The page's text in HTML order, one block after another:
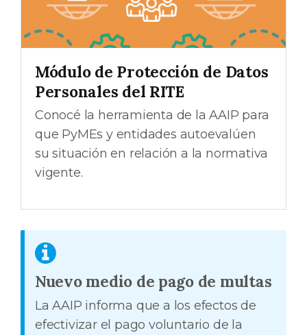
Módulo de Protección de Datos
Personales del RITE
Conocé la herramienta de la AAIP para
que PyMEs y entidades autoevalúen
su situación en relación a la normativa
vigente.
Nuevo medio de pago de multas
La AAIP informa que a los efectos de
efectivizar el pago voluntario de la